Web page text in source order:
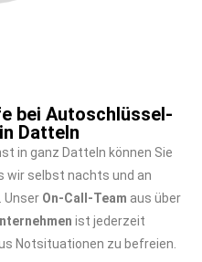
bei Autoschlüssel-
Datteln
in ganz Datteln können Sie
wir selbst nachts und an
Unser On-Call-Team aus über
ist jederzeit
Notsituationen zu befreien.